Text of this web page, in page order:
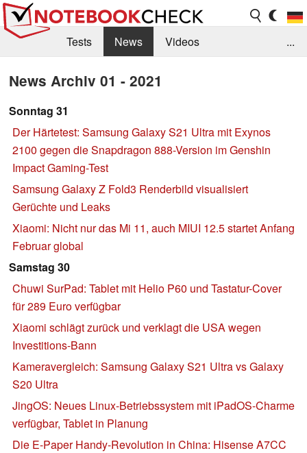
Tests News
Videos
Forum
...
News Archiv 01 - 2021
Sonntag 31
Der Härtetest: Samsung Galaxy S21 Ultra mit Exynos
2100 gegen die Snapdragon 888-Version im Genshin
Impact Gaming-Test
Samsung Galaxy Z Fold3 Renderbild visualisiert
Gerüchte und Leaks
Xiaomi: Nicht nur das Mi 11, auch MIUI 12.5 startet Anfang
Februar global
Samstag 30
Chuwi SurPad: Tablet mit Helio P60 und Tastatur-Cover
für 289 Euro verfügbar
Xiaomi schlägt zurück und verklagt die USA wegen
Investitions-Bann
Kameravergleich: Samsung Galaxy S21 Ultra vs Galaxy
S20 Ultra
JingOS: Neues Linux-Betriebssystem mit iPadOS-Charme
verfügbar, Tablet in Planung
Die E-Paper Handy-Revolution in China: Hisense A7CC